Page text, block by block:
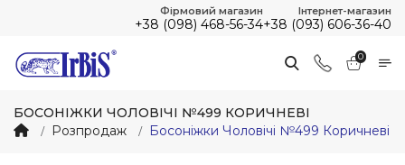
Фірмовий магазин
+38 (098) 468-56-34
Інтернет-магазин
+38 (093) 606-36-40
0
БОСОНІЖКИ ЧОЛОВІЧІ №499 КОРИЧНЕВІ
Розпродаж
Босоніжки Чоловічі №499 Коричневі